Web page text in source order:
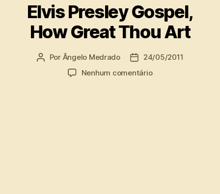
Elvis Presley Gospel,
How Great Thou Art
Autor
Por Ângelo Medrado
Data
de
24/05/2011
Nenhum comentárioem